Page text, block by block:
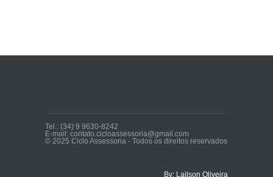
Tel.: (34) 9 9630-8242
E-mail: contato.cicloassessoria@gmail.com
© 2025 Ciclo Assessoria - Todos os direitos reservados
By: Lailson Oliveira